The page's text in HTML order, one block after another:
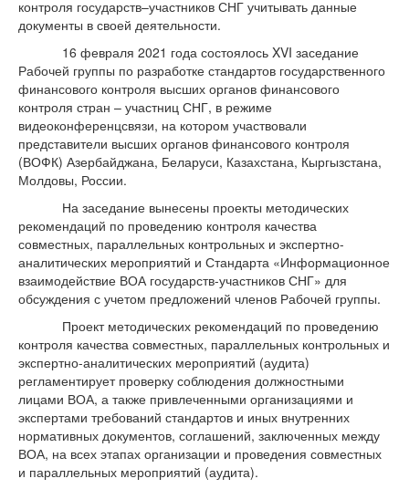
контроля государств–участников СНГ учитывать данные
документы в своей деятельности.
16 февраля 2021 года состоялось XVI заседание
Рабочей группы по разработке стандартов государственного
финансового контроля высших органов финансового
контроля стран – участниц СНГ, в режиме
видеоконференцсвязи, на котором участвовали
представители высших органов финансового контроля
(ВОФК) Азербайджана, Беларуси, Казахстана, Кыргызстана,
Молдовы, России.
На заседание вынесены проекты методических
рекомендаций по проведению контроля качества
совместных, параллельных контрольных и экспертно-
аналитических мероприятий и Стандарта «Информационное
взаимодействие ВОА государств-участников СНГ» для
обсуждения с учетом предложений членов Рабочей группы.
Проект методических рекомендаций по проведению
контроля качества совместных, параллельных контрольных и
экспертно-аналитических мероприятий (аудита)
регламентирует проверку соблюдения должностными
лицами ВОА, а также привлеченными организациями и
экспертами требований стандартов и иных внутренних
нормативных документов, соглашений, заключенных между
ВОА, на всех этапах организации и проведения совместных
и параллельных мероприятий (аудита).